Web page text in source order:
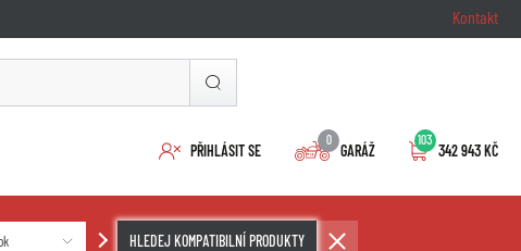
Kontakt
PŘIHLÁSIT SE
0
GARÁŽ
103
342 943 KČ
HLEDEJ KOMPATIBILNÍ PRODUKTY